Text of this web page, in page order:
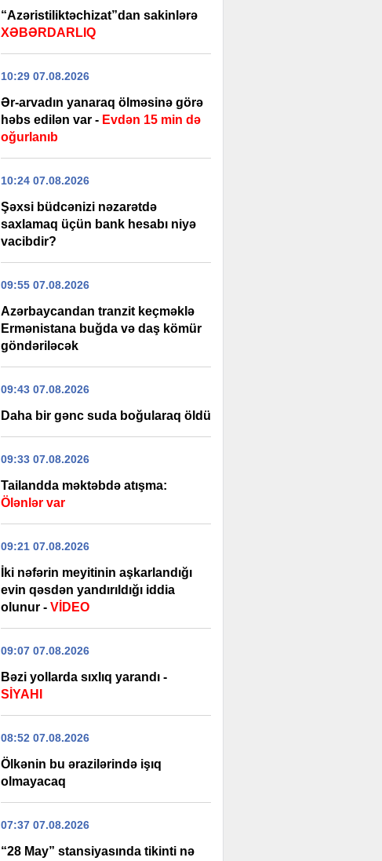
“Azəristiliktəchizat”dan sakinlərə
XƏBƏRDARLIQ
10:29 07.08.2026
Ər-arvadın yanaraq ölməsinə görə
həbs edilən var - Evdən 15 min də
oğurlanıb
10:24 07.08.2026
Şəxsi büdcənizi nəzarətdə
saxlamaq üçün bank hesabı niyə
vacibdir?
09:55 07.08.2026
Azərbaycandan tranzit keçməklə
Ermənistana buğda və daş kömür
göndəriləcək
09:43 07.08.2026
Daha bir gənc suda boğularaq öldü
09:33 07.08.2026
Tailandda məktəbdə atışma:
Ölənlər var
09:21 07.08.2026
İki nəfərin meyitinin aşkarlandığı
evin qəsdən yandırıldığı iddia
olunur - VİDEO
09:07 07.08.2026
Bəzi yollarda sıxlıq yarandı -
SİYAHI
08:52 07.08.2026
Ölkənin bu ərazilərində işıq
olmayacaq
07:37 07.08.2026
“28 May” stansiyasında tikinti nə